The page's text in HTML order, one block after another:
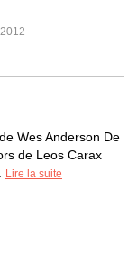
Wes Anderson De
de Leos Carax
Lire la suite